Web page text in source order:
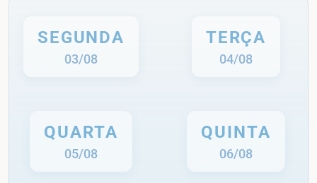
SEGUNDA
03/08
TERÇA
04/08
QUARTA
05/08
QUINTA
06/08